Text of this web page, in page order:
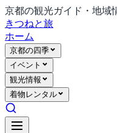
京都の観光ガイド・地域
きつねと旅
ホーム
京都の四季
イベント
観光情報
着物レンタル